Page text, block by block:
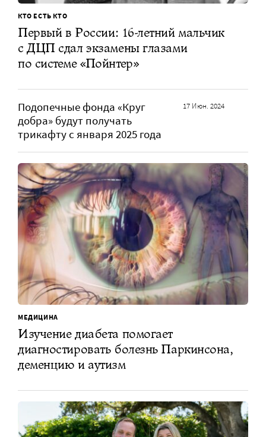
КТО ЕСТЬ КТО
Первый в России: 16-летний мальчик
с ДЦП сдал экзамены глазами
по системе «Пойнтер»
Подопечные фонда «Круг
добра» будут получать
трикафту с января 2025 года
17 Июн. 2024
МЕДИЦИНА
Изучение диабета помогает
диагностировать болезнь Паркинсона,
деменцию и аутизм